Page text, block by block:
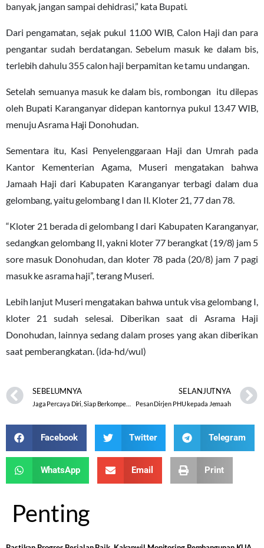
banyak, jangan sampai dehidrasi,” kata Bupati.
Dari pengamatan, sejak pukul 11.00 WIB, Calon Haji dan para
pengantar sudah berdatangan. Sebelum masuk ke dalam bis,
terlebih dahulu 355 calon haji berpamitan ke tamu undangan.
Setelah semuanya masuk ke dalam bis, rombongan itu dilepas
oleh Bupati Karanganyar didepan kantornya pukul 13.47 WIB,
menuju Asrama Haji Donohudan.
Sementara itu, Kasi Penyelenggaraan Haji dan Umrah pada
Kantor Kementerian Agama, Museri mengatakan bahwa
Jamaah Haji dari Kabupaten Karanganyar terbagi dalam dua
gelombang, yaitu gelombang I dan II. Kloter 21, 77 dan 78.
“Kloter 21 berada di gelombang I dari Kabupaten Karanganyar,
sedangkan gelombang II, yakni kloter 77 berangkat (19/8) jam 5
sore masuk Donohudan, dan kloter 78 pada (20/8) jam 7 pagi
masuk ke asrama haji”, terang Museri.
Lebih lanjut Museri mengatakan bahwa untuk visa gelombang I,
kloter 21 sudah selesai. Diberikan saat di Asrama Haji
Donohudan, lainnya sedang dalam proses yang akan diberikan
saat pemberangkatan. (ida-hd/wul)
SEBELUMNYA
Jaga Percaya Diri, Siap Berkompetisi Meraih Prestasi
SELANJUTNYA
Pesan Dirjen PHU kepada Jemaah
Facebook Twitter Telegram
WhatsApp Email Print
Penting